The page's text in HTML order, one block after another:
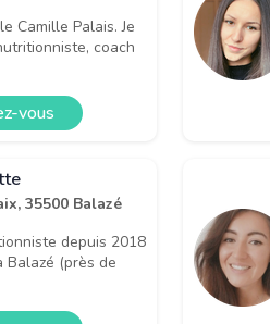
Camille Palais. Je
coach
vous
35500 Balazé
depuis 2018
Balazé (près de